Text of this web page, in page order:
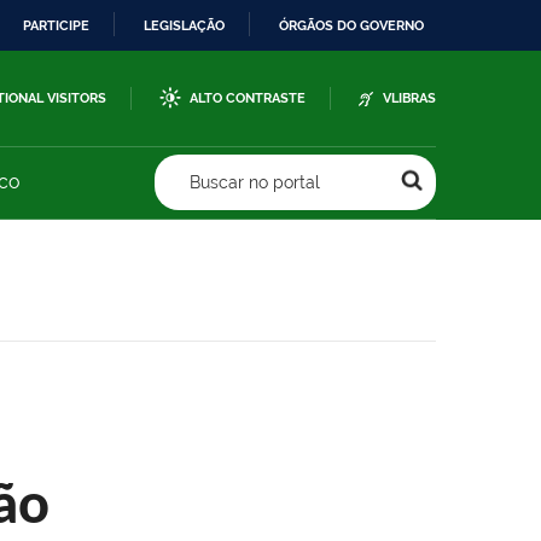
PARTICIPE LEGISLAÇÃO ÓRGÃOS DO GOVERNO
VISITORS ALTO CONTRASTE VLIBRAS
Buscar no portal